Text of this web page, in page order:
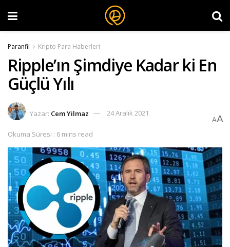
Paranfil Kripto Para Haberleri
Ripple’ın Şimdiye Kadar ki En
Güçlü Yılı
Yazar: Cem Yilmaz 24 Aralık 2021
Okuma Süresi : 6 mins read
AA